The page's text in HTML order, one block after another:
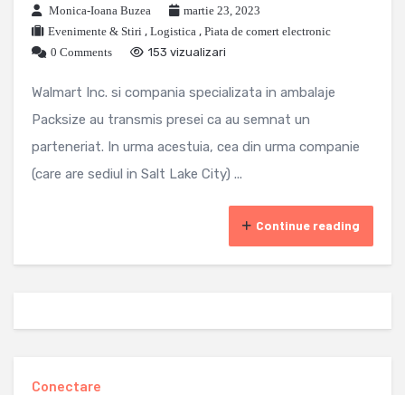
Monica-Ioana Buzea
martie 23, 2023
Evenimente & Stiri , Logistica , Piata de comert electronic
0 Comments
153 vizualizari
Walmart Inc. si compania specializata in ambalaje
Packsize au transmis presei ca au semnat un
parteneriat. In urma acestuia, cea din urma companie
(care are sediul in Salt Lake City) ...
Continue reading
Conectare